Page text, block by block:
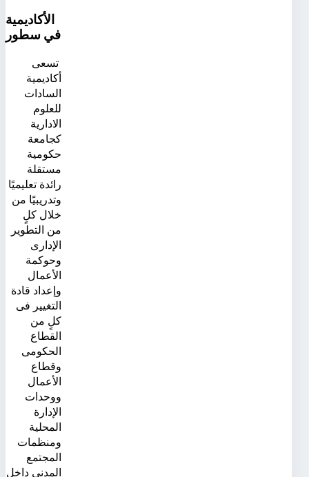
الأكاديمية
في سطور
تسعى
أكاديمية
السادات
للعلوم
الادارية
كجامعة
حكومية
مستقلة
رائدة تعليميًا
وتدريبيًا من
خلال كلٍ
من التطوير
الإدارى
وحوكمة
الأعمال
وإعداد قادة
التغيير فى
كلٍ من
القطاع
الحكومى
وقطاع
الأعمال
ووحدات
الإدارة
المحلية
ومنظمات
المجتمع
المدنى داخل